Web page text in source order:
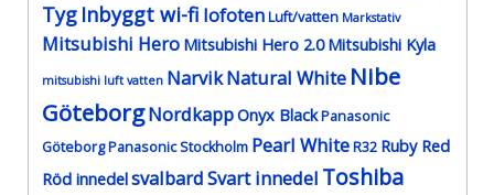
Tyg Inbyggt wi-fi lofotenLuft/vatten Markstativ
Mitsubishi Hero Mitsubishi Hero 2.0 Mitsubishi Kyla
mitsubishi luft vatten NarvikNatural White Nibe
GöteborgNordkappOnyx BlackPanasonic
GöteborgPanasonic Stockholm Pearl WhiteR32 Ruby Red
Röd innedelsvalbardSvart innedel Toshiba